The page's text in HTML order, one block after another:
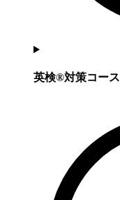
英検®対策コース